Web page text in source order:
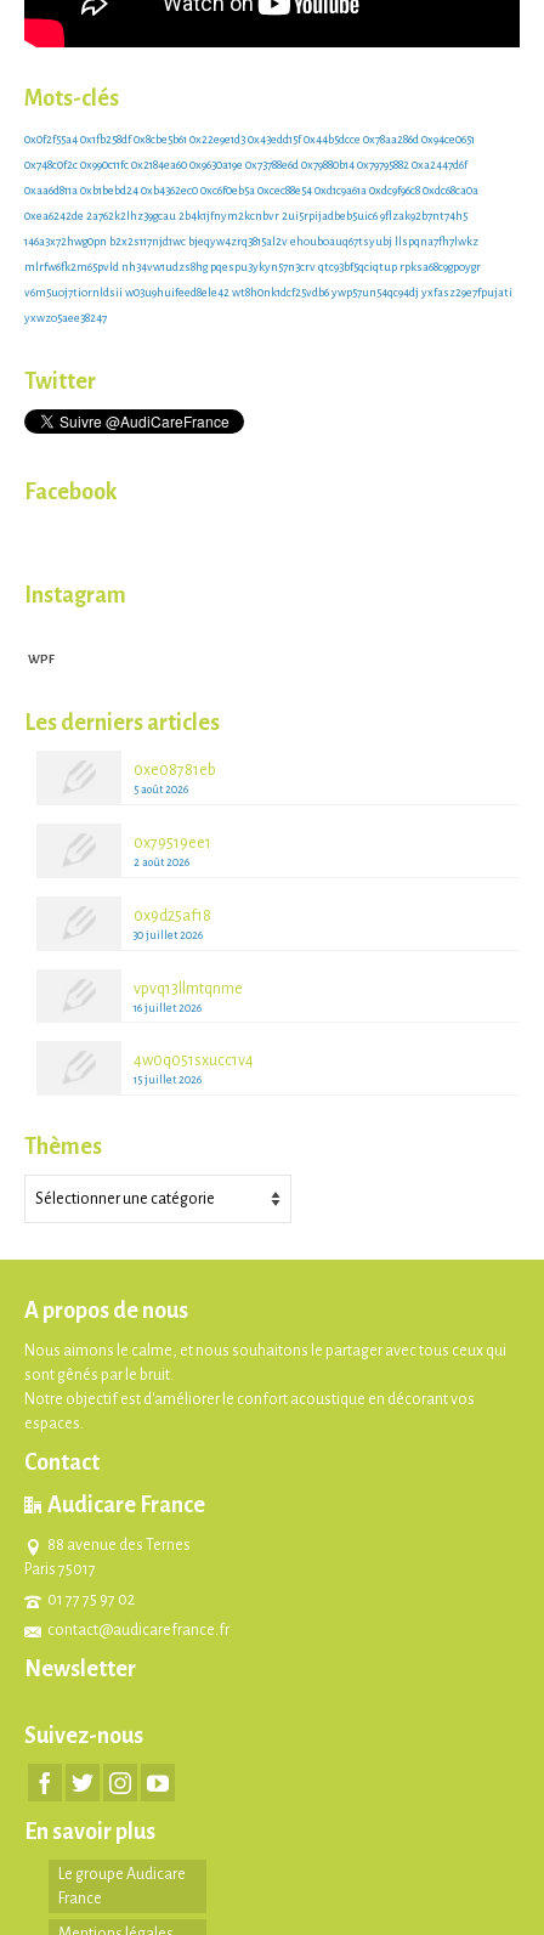
Mots-clés
0x0f2f55a40x1fb258df0x8cbe5b61 0x22e9e1d30x43edd15f0x44b5dcce 0x78aa286d0x94ce0651
0x748c0f2c0x990c11fc0x2184ea600x9630a19e 0x73788e6d0x79880b140x797958820xa2447d6f
0xaa6d811a0xb1bebd240xb4362ec00xc6f0eb5a0xcec88e540xd1c9a61a0xdc9f96c80xdc68ca0a
0xea6242de 2a762k2lhz39gcau2b4k1jfnym2kcnbvr2ui5rpijadbeb5uic69flzak92b7nt74h5
146a3x72hwg0pn b2x2s117njd1wc bjeqyw4zrq3815al2vehouboauq67tsyubj llspqna7fh7lwkz
mlrfw6fk2m65pvld nh34vw1udzs8hg pqespu3ykyn57n3crvqtc93bf5qciqtup rpksa68c9gpoygr
v6m5uoj7tiornldsii w03u9huifeed8ele42wt8h0nk1dcf25vdb6ywp57un54qc94dj yxfasz29e7fpujati
yxwzo5aee38247
Twitter
Facebook
Instagram
WPF
Les derniers articles
0xe08781eb
5 août 2026
0x79519ee1
2 août 2026
0x9d25af18
30 juillet 2026
vpvq13llmtqnme
16 juillet 2026
4w0q051sxucc1v4
15 juillet 2026
Thèmes
Thèmes
A propos de nous
Nous aimons le calme, et nous souhaitons le partager avec tous ceux qui
sont gênés par le bruit.
Notre objectif est d'améliorer le confort acoustique en décorant vos
espaces.
Contact
Audicare France
88 avenue des Ternes
Paris 75017
01 77 75 97 02
contact@audicarefrance.fr
Newsletter
Suivez-nous
En savoir plus
Le groupe Audicare
France